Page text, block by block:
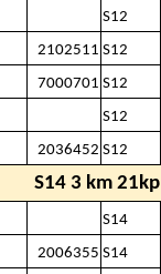
S12
2102511 S12
7000701 S12
S12
2036452 S12
S14 3 km 21kp
S14
2006355 S14